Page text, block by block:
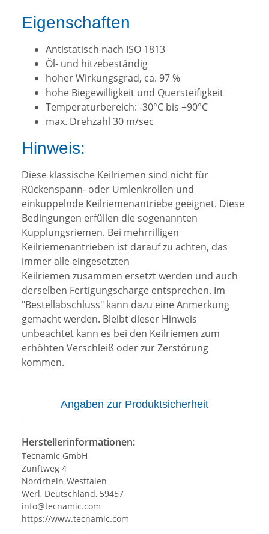
Eigenschaften
Antistatisch nach ISO 1813
Öl- und hitzebeständig
hoher Wirkungsgrad, ca. 97 %
hohe Biegewilligkeit und Quersteifigkeit
Temperaturbereich: -30°C bis +90°C
max. Drehzahl 30 m/sec
Hinweis:
Diese klassische Keilriemen sind nicht für
Rückenspann- oder Umlenkrollen und
einkuppelnde Keilriemenantriebe geeignet. Diese
Bedingungen erfüllen die sogenannten
Kupplungsriemen. Bei mehrrilligen
Keilriemenantrieben ist darauf zu achten, das
immer alle eingesetzten
Keilriemen zusammen ersetzt werden und auch
derselben Fertigungscharge entsprechen. Im
"Bestellabschluss" kann dazu eine Anmerkung
gemacht werden. Bleibt dieser Hinweis
unbeachtet kann es bei den Keilriemen zum
erhöhten Verschleiß oder zur Zerstörung
kommen.
Angaben zur Produktsicherheit
Herstellerinformationen:
Tecnamic GmbH
Zunftweg 4
Nordrhein-Westfalen
Werl, Deutschland, 59457
info@tecnamic.com
https://www.tecnamic.com